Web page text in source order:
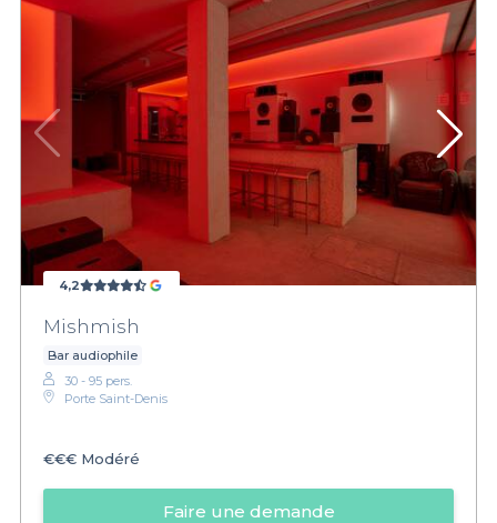
4,2
Mishmish
Bar audiophile
30 - 95 pers.
Porte Saint-Denis
€€€ Modéré
Faire une demande